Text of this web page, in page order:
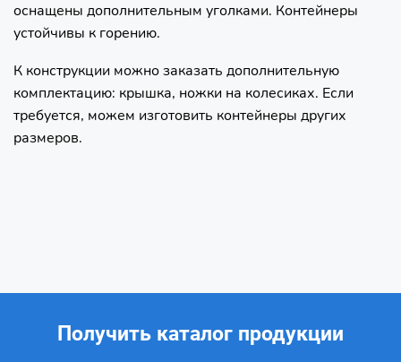
оснащены дополнительным уголками. Контейнеры
устойчивы к горению.
К конструкции можно заказать дополнительную
комплектацию: крышка, ножки на колесиках. Если
требуется, можем изготовить контейнеры других
размеров.
Получить каталог продукции